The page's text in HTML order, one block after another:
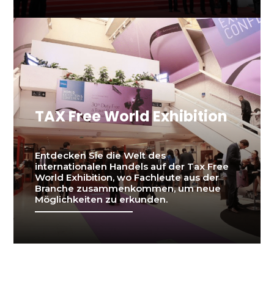
TAX Free World Exhibition
Entdecken Sie die Welt des
internationalen Handels auf der Tax Free
World Exhibition, wo Fachleute aus der
Branche zusammenkommen, um neue
Möglichkeiten zu erkunden.